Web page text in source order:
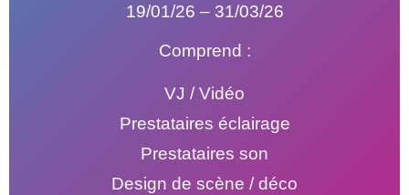
19/01/26 – 31/03/26
Comprend :
VJ / Vidéo
Prestataires éclairage
Prestataires son
Design de scène / déco